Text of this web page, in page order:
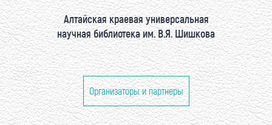
Алтайская краевая универсальная
научная библиотека им. В.Я. Шишкова
Организаторы и партнеры